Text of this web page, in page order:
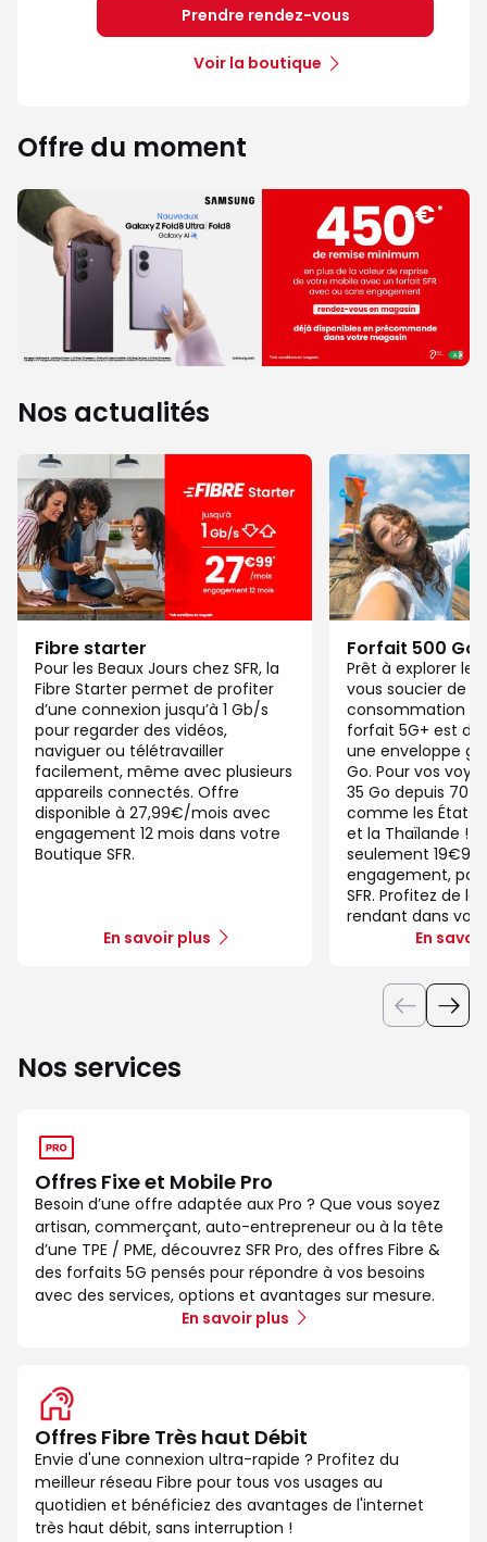
Prendre rendez-vous
Voir la boutique
Offre du moment
Nos actualités
Fibre starter
Pour les Beaux Jours chez SFR, la
Fibre Starter permet de profiter
d’une connexion jusqu’à 1 Gb/s
pour regarder des vidéos,
naviguer ou télétravailler
facilement, même avec plusieurs
appareils connectés. Offre
disponible à 27,99€/mois avec
engagement 12 mois dans votre
Boutique SFR.
En savoir plus
Forfait 500 Go
Prêt à explorer le
vous soucier de
consommation
forfait 5G+ est
une enveloppe
Go. Pour vos
35 Go depuis 70
comme les États-
et la Thaïlande !
seulement
engagement,
SFR. Profitez de
rendant dans
En
Nos services
Offres Fixe et Mobile Pro
Besoin d’une offre adaptée aux Pro ? Que vous soyez
artisan, commerçant, auto-entrepreneur ou à la tête
d’une TPE / PME, découvrez SFR Pro, des offres Fibre &
des forfaits 5G pensés pour répondre à vos besoins
avec des services, options et avantages sur mesure.
En savoir plus
Offres Fibre Très haut Débit
Envie d'une connexion ultra-rapide ? Profitez du
meilleur réseau Fibre pour tous vos usages au
quotidien et bénéficiez des avantages de l'internet
très haut débit, sans interruption !